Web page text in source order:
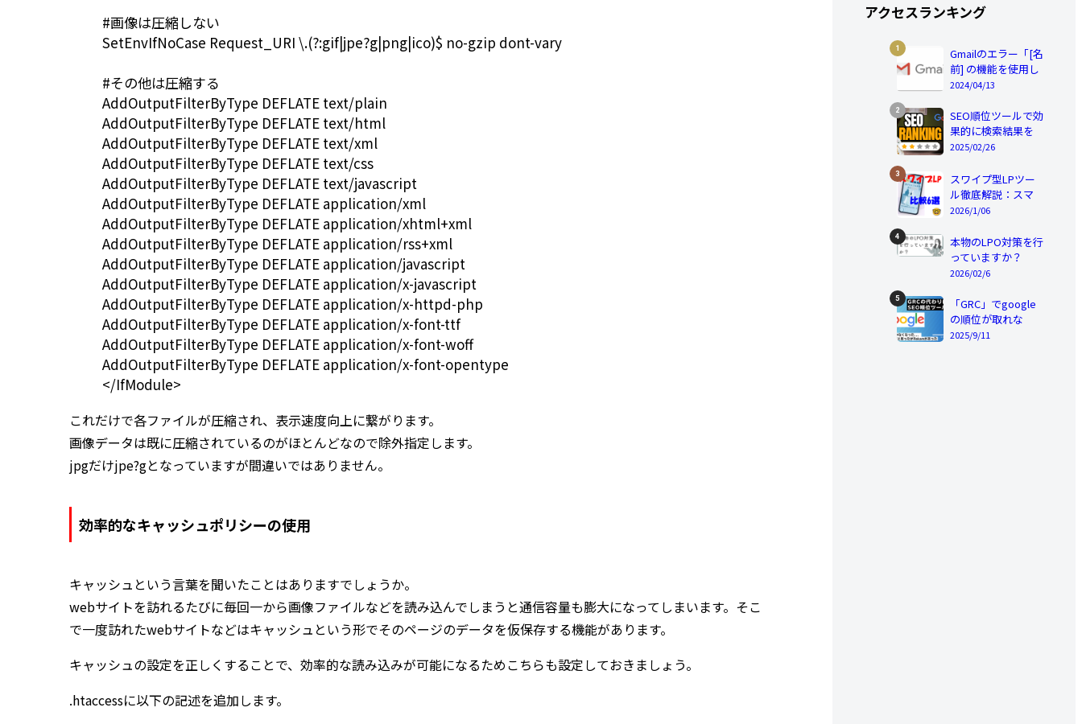
#画像は圧縮しない
SetEnvIfNoCase Request_URI \.(?:gif|jpe?g|png|ico)$ no-gzip dont-vary
#その他は圧縮する
AddOutputFilterByType DEFLATE text/plain
AddOutputFilterByType DEFLATE text/html
AddOutputFilterByType DEFLATE text/xml
AddOutputFilterByType DEFLATE text/css
AddOutputFilterByType DEFLATE text/javascript
AddOutputFilterByType DEFLATE application/xml
AddOutputFilterByType DEFLATE application/xhtml+xml
AddOutputFilterByType DEFLATE application/rss+xml
AddOutputFilterByType DEFLATE application/javascript
AddOutputFilterByType DEFLATE application/x-javascript
AddOutputFilterByType DEFLATE application/x-httpd-php
AddOutputFilterByType DEFLATE application/x-font-ttf
AddOutputFilterByType DEFLATE application/x-font-woff
AddOutputFilterByType DEFLATE application/x-font-opentype
</IfModule>
これだけで各ファイルが圧縮され、表示速度向上に繋がります。
画像データは既に圧縮されているのがほとんどなので除外指定します。
jpgだけjpe?gとなっていますが間違いではありません。
効率的なキャッシュポリシーの使用
キャッシュという言葉を聞いたことはありますでしょうか。
webサイトを訪れるたびに毎回一から画像ファイルなどを読み込んでしまうと通信容量も膨大になってしまいます。そこ
で一度訪れたwebサイトなどはキャッシュという形でそのページのデータを仮保存する機能があります。
キャッシュの設定を正しくすることで、効率的な読み込みが可能になるためこちらも設定しておきましょう。
.htaccessに以下の記述を追加します。
アクセスランキング
Gmailのエラー「[名
前] の機能を使用し
て、別の…
2024/04/13
SEO順位ツールで効
果的に検索結果を
改善する方法
2025/02/26
スワイプ型LPツー
ル徹底解説：スマ
ホ用LPツール比較
2026/1/06
本物のLPO対策を行
っていますか？
2026/02/6
「GRC」でgoogle
の順位が取れな
い、今代わりに使
2025/9/11